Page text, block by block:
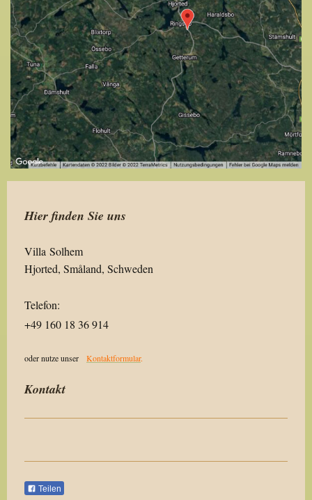
Hier finden Sie uns
Villa Solhem
Hjorted, Småland, Schweden
Telefon:
+49 160 18 36 914
oder nutze unser Kontaktformular.
Kontakt
Teilen